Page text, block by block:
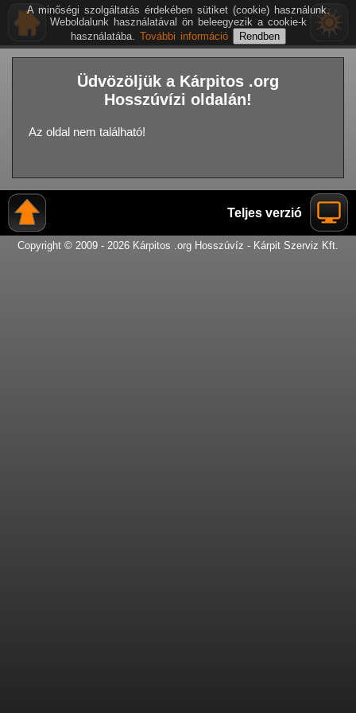
Üdvözöljük a Kárpitos .org
Hosszúvízi oldalán!
Az oldal nem található!
Teljes verzió
Copyright © 2009 - 2026 Kárpitos .org Hosszúvíz - Kárpit Szerviz Kft.
A minőségi szolgáltatás érdekében sütiket (cookie) használunk.
Weboldalunk használatával ön beleegyezik a cookie-k
használatába. További információ